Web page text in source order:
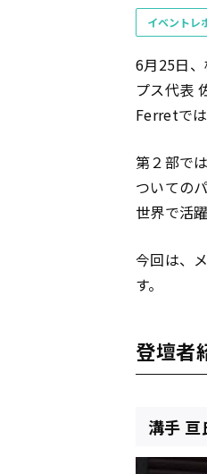
イベントレ
6月25日
プス代表
Ferretで
第２部で
ついての
世界で活
今回は、
す。
登壇者
溝手 亘